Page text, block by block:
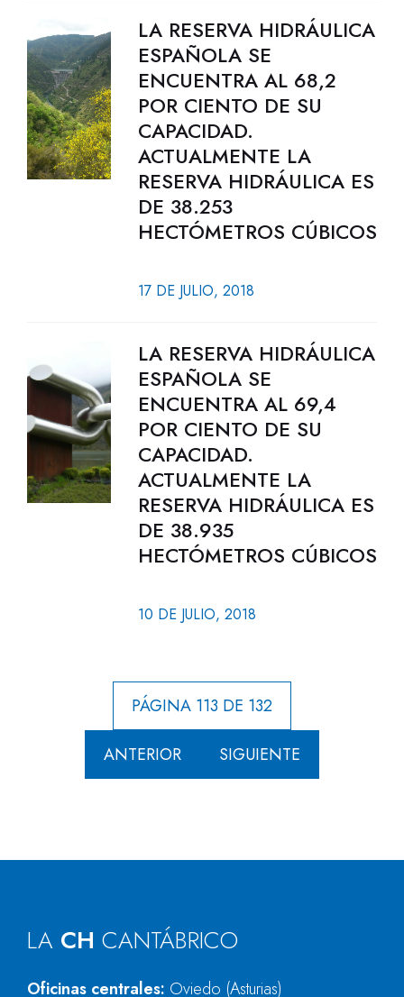
LA RESERVA HIDRÁULICA
ESPAÑOLA SE
ENCUENTRA AL 68,2
POR CIENTO DE SU
CAPACIDAD.
ACTUALMENTE LA
RESERVA HIDRÁULICA ES
DE 38.253
HECTÓMETROS CÚBICOS
17 DE JULIO, 2018
LA RESERVA HIDRÁULICA
ESPAÑOLA SE
ENCUENTRA AL 69,4
POR CIENTO DE SU
CAPACIDAD.
ACTUALMENTE LA
RESERVA HIDRÁULICA ES
DE 38.935
HECTÓMETROS CÚBICOS
10 DE JULIO, 2018
PÁGINA 113 DE 132
ANTERIOR SIGUIENTE
LA CH CANTÁBRICO
Oficinas centrales: Oviedo (Asturias)